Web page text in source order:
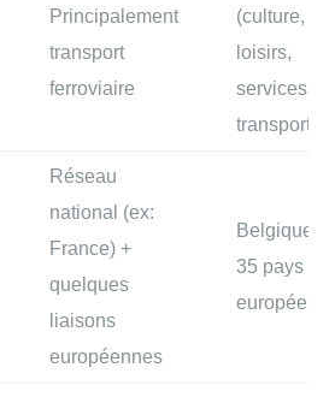
Principalement
transport
ferroviaire
(culture,
loisirs,
services,
transport)
Réseau
national (ex:
France) +
quelques
liaisons
européennes
Belgique +
35 pays
européens